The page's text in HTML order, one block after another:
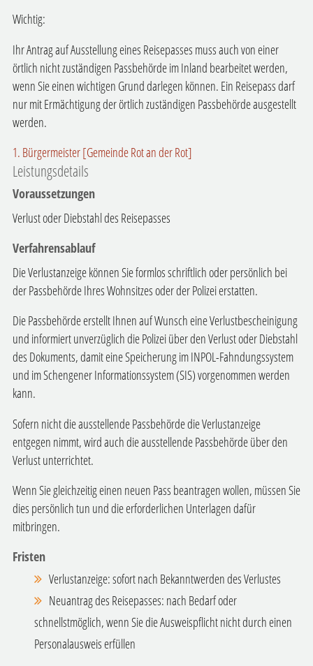
Wichtig:
Ihr Antrag auf Ausstellung eines Reisepasses muss auch von einer
örtlich nicht zuständigen Passbehörde im Inland bearbeitet werden,
wenn Sie einen wichtigen Grund darlegen können. Ein Reisepass darf
nur mit Ermächtigung der örtlich zuständigen Passbehörde ausgestellt
werden.
1. Bürgermeister [Gemeinde Rot an der Rot]
Leistungsdetails
Voraussetzungen
Verlust oder Diebstahl des Reisepasses
Verfahrensablauf
Die Verlustanzeige können Sie formlos schriftlich oder persönlich bei
der Passbehörde Ihres Wohnsitzes oder der Polizei erstatten.
Die Passbehörde erstellt Ihnen auf Wunsch eine Verlustbescheinigung
und informiert unverzüglich die Polizei über den Verlust oder Diebstahl
des Dokuments, damit eine Speicherung im INPOL-Fahndungssystem
und im Schengener Informationssystem (SIS) vorgenommen werden
kann.
Sofern nicht die ausstellende Passbehörde die Verlustanzeige
entgegen nimmt, wird auch die ausstellende Passbehörde über den
Verlust unterrichtet.
Wenn Sie gleichzeitig einen neuen Pass beantragen wollen, müssen Sie
dies persönlich tun und die erforderlichen Unterlagen dafür
mitbringen.
Fristen
Verlustanzeige: sofort nach Bekanntwerden des Verlustes
Neuantrag des Reisepasses: nach Bedarf oder
schnellstmöglich, wenn Sie die Ausweispflicht nicht durch einen
Personalausweis erfüllen